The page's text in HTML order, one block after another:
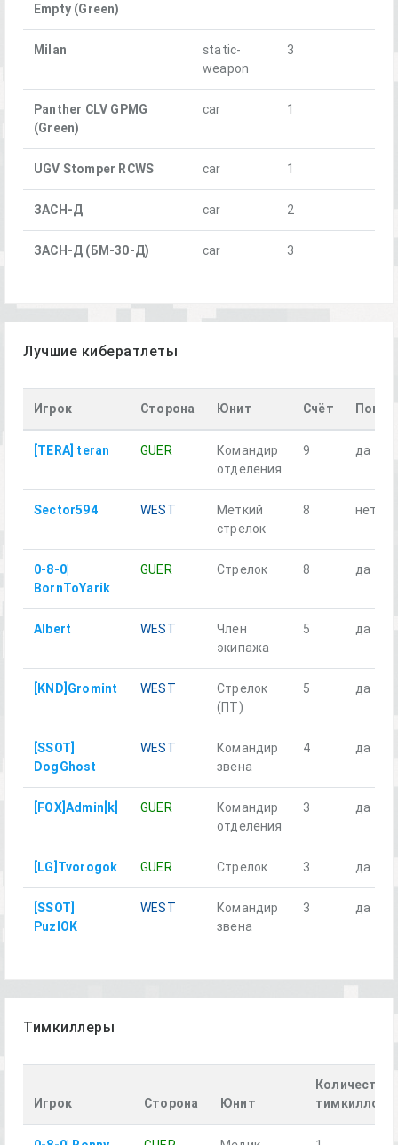
Empty (Green)
Milan
static-
weapon
3
Panther CLV GPMG
(Green)
car 1
UGV Stomper RCWS car 1
ЗАСН-Д car 2
ЗАСН-Д (БМ-30-Д) car 3
Лучшие кибератлеты
Игрок Сторона Юнит Счёт Погиб
[TERA] teran GUER
Командир
отделения
9 да
Sector594 WEST
Меткий
стрелок
8 нет
0-8-0|
BornToYarik
GUER Стрелок 8 да
Albert WEST
Член
экипажа
5 да
[KND]Gromint WEST
Стрелок
(ПТ)
5 да
[SSOT]
DogGhost
WEST
Командир
звена
4 да
[FOX]Admin[k] GUER
Командир
отделения
3 да
[LG]Tvorogok GUER Стрелок 3 да
[SSOT]
PuzlOK
WEST
Командир
звена
3 да
Тимкиллеры
Игрок Сторона Юнит
Количество
тимкиллов